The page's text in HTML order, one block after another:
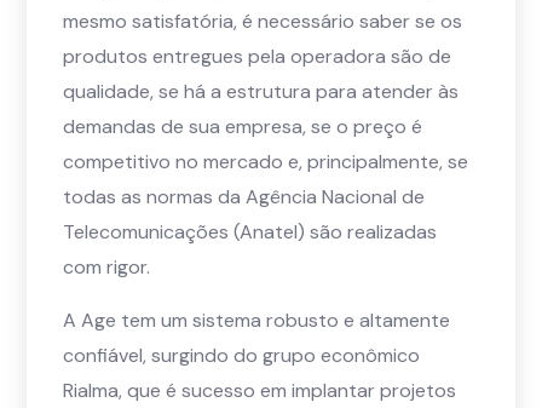
mesmo satisfatória, é necessário saber se os
produtos entregues pela operadora são de
qualidade, se há a estrutura para atender às
demandas de sua empresa, se o preço é
competitivo no mercado e, principalmente, se
todas as normas da Agência Nacional de
Telecomunicações (Anatel) são realizadas
com rigor.
A Age tem um sistema robusto e altamente
confiável, surgindo do grupo econômico
Rialma, que é sucesso em implantar projetos